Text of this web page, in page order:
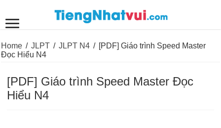
Home / JLPT / JLPT N4 / [PDF] Giáo trình Speed Master
Đọc Hiểu N4
[PDF] Giáo trình Speed Master Đọc
Hiểu N4